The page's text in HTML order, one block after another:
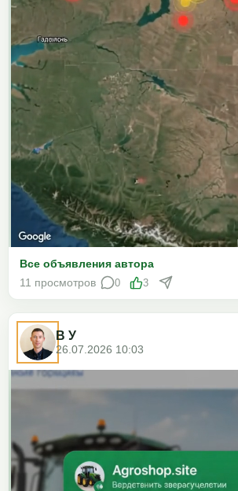
Все объявления автора
11 просмотров
0 3
В У
26.07.2026 10:03